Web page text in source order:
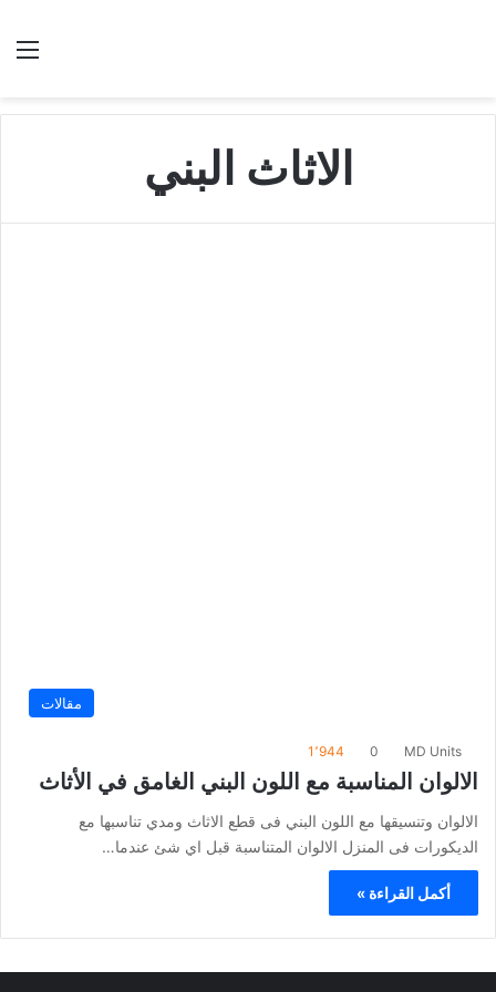
الاثاث البني
مقالات
MD Units
0 1٬944
الالوان المناسبة مع اللون البني الغامق في الأثاث
الالوان وتنسيقها مع اللون البني فى قطع الاثاث ومدي تناسبها مع
الديكورات فى المنزل الالوان المتناسبة قبل اي شئ عندما…
أكمل القراءة »